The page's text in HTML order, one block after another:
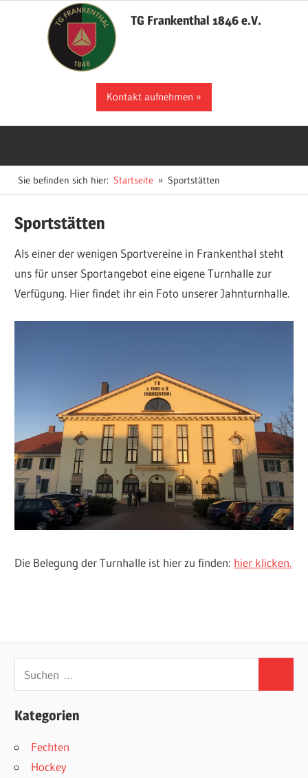
TG Frankenthal 1846 e.V.
Kontakt aufnehmen
Sie befinden sich hier: Startseite Sportstätten
Sportstätten
Als einer der wenigen Sportvereine in Frankenthal steht
uns für unser Sportangebot eine eigene Turnhalle zur
Verfügung. Hier findet ihr ein Foto unserer Jahnturnhalle.
Die Belegung der Turnhalle ist hier zu finden: hier klicken.
nach:
Kategorien
Fechten
Hockey